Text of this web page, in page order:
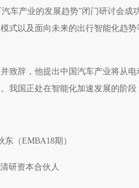
车产业的发展趋势”闭门研讨会
式以及面向未来的出行智能化趋
致辞，他提出中国汽车产业将从
我国正处在智能化加速发展的阶段
东（EMBA18期）
清研资本合伙人